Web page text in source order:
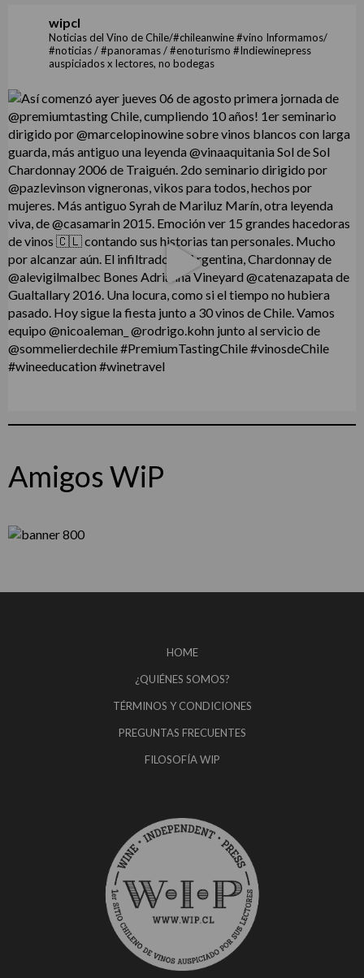
wipcl
Noticias del Vino de Chile/#chileanwine #vino Informamos/
#noticias / #panoramas / #enoturismo #Indiewinepress
auspiciados x lectores, no bodegas
Amigos WiP
HOME
¿QUIÉNES SOMOS?
TÉRMINOS Y CONDICIONES
PREGUNTAS FRECUENTES
FILOSOFÍA WIP